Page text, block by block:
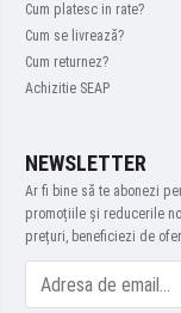
Cum platesc in rate?
Cum se livrează?
Cum returnez?
Achizitie SEAP
NEWSLETTER
Ar fi bine să te abonezi
promoțiile și reducerile
prețuri, beneficiezi de